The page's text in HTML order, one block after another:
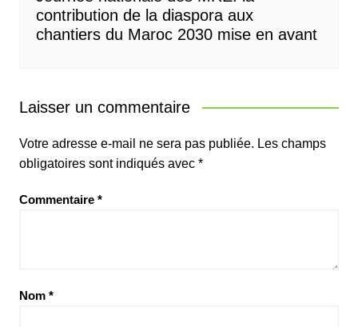
contribution de la diaspora aux
chantiers du Maroc 2030 mise en avant
Laisser un commentaire
Votre adresse e-mail ne sera pas publiée. Les champs
obligatoires sont indiqués avec *
Commentaire *
Nom *